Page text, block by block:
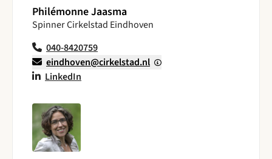
Philémonne Jaasma
Spinner Cirkelstad Eindhoven
040-8420759
eindhoven@cirkelstad.nl
LinkedIn